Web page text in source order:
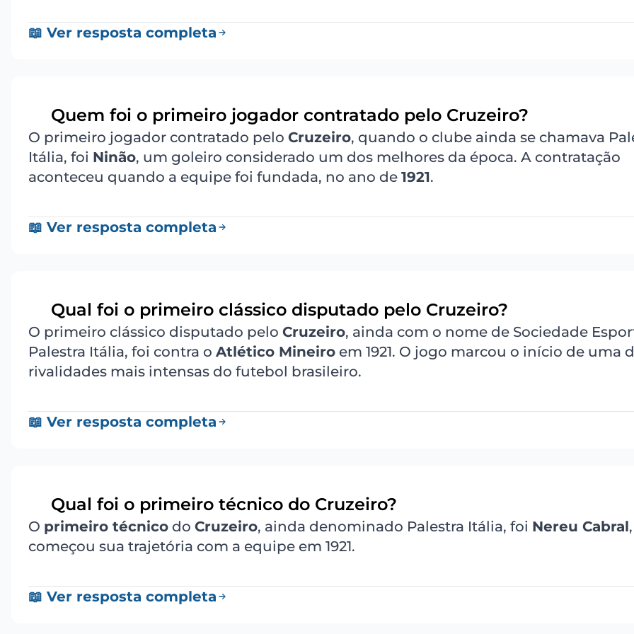
📖 Ver resposta completa
Quem foi o primeiro jogador contratado pelo Cruzeiro?
O primeiro jogador contratado pelo Cruzeiro, quando o clube ainda se chamava
Itália, foi Ninão, um goleiro considerado um dos melhores da época. A contratação
aconteceu quando a equipe foi fundada, no ano de 1921.
📖 Ver resposta completa
Qual foi o primeiro clássico disputado pelo Cruzeiro?
O primeiro clássico disputado pelo Cruzeiro, ainda com o nome de Sociedade
Palestra Itália, foi contra o Atlético Mineiro em 1921. O jogo marcou o início de uma
rivalidades mais intensas do futebol brasileiro.
📖 Ver resposta completa
Qual foi o primeiro técnico do Cruzeiro?
O primeiro técnico do Cruzeiro, ainda denominado Palestra Itália, foi Nereu Cabral
começou sua trajetória com a equipe em 1921.
📖 Ver resposta completa